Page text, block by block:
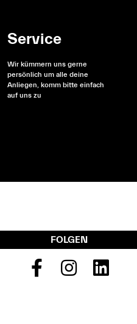
Service
Wir kümmern uns gerne
persönlich um alle deine
Anliegen, komm bitte einfach
auf uns zu
FOLGEN